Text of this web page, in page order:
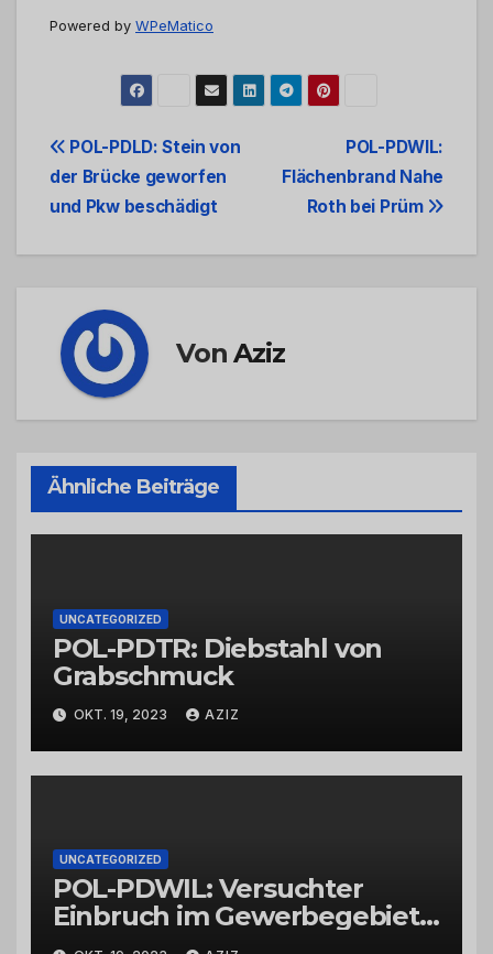
Powered by WPeMatico
Beitrags-
Navigation
POL-PDWIL:
Flächenbrand Nahe
Roth bei Prüm
POL-PDLD: Stein von
der Brücke geworfen
und Pkw beschädigt
VonAziz
Ähnliche Beiträge
UNCATEGORIZED
POL-PDTR: Diebstahl von
Grabschmuck
OKT. 19, 2023 AZIZ
UNCATEGORIZED
POL-PDWIL: Versuchter
Einbruch im Gewerbegebiet
Wittlich